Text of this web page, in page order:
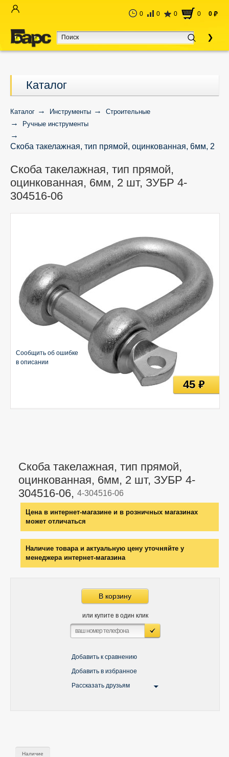
0 0 0 0 0 руб
Каталог
Каталог Инструменты
Строительные
Ручные инструменты
Скоба такелажная, тип прямой, оцинкованная, 6мм, 2
Скоба такелажная, тип прямой,
оцинкованная, 6мм, 2 шт, ЗУБР 4-
304516-06
Скоба такелажная, тип прямой,
оцинкованная, 6мм, 2 шт, ЗУБР 4-
304516-06, 4-304516-06
Цена в интернет-магазине и в розничных магазинах
может отличаться
Наличие товара и актуальную цену уточняйте у
менеджера интернет-магазина
В корзину
или купите в один клик
Добавить к сравнению
Добавить в избранное
Рассказать друзьям
Сообщить об ошибке
в описании
45руб
Наличие